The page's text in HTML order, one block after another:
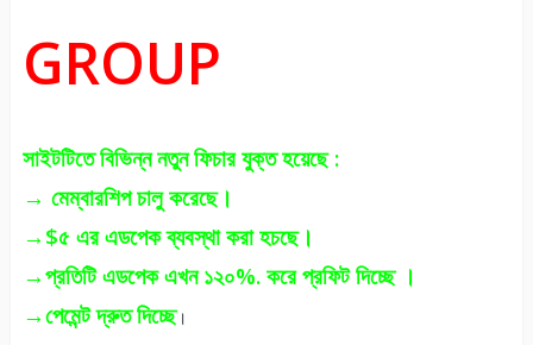
GROUP
সাইটটিতে বিভিন্ন নতুন ফিচার যুক্ত হয়েছে :
→ মেম্বারশিপ চালু করেছে।
→$৫ এর এডপেক ব্যবস্থা করা হচছে।
→প্রতিটি এডপেক এখন ১২০%. করে প্রফিট দিচ্ছে ।
→পেমেন্ট দ্রুত দিচ্ছে।